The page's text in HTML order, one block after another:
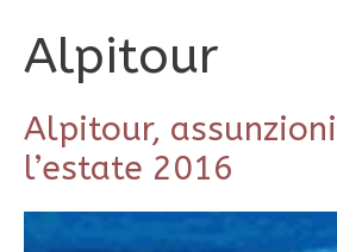
Alpitour
Alpitour,
l’estate 2016